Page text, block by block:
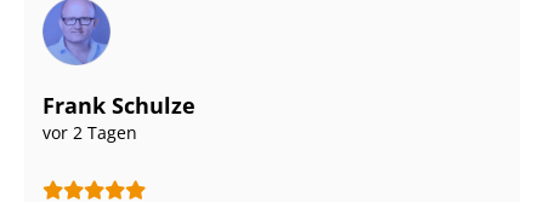
Frank Schulze
vor 2 Tagen